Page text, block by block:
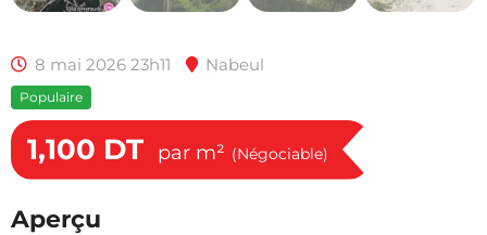
8 mai 2026 23h11 Nabeul
Populaire
1,100 DT par m² (Négociable)
Aperçu